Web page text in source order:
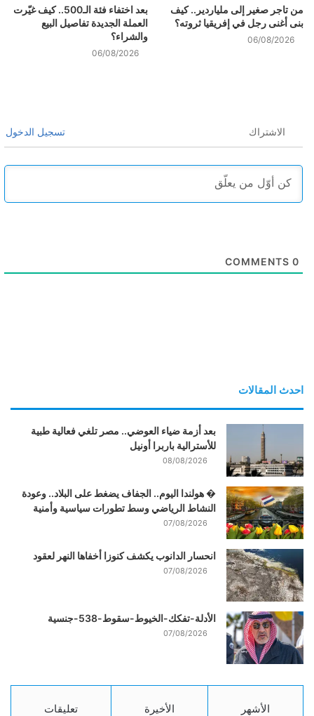
من تاجر صغير إلى ملياردير.. كيف
بنى أغنى رجل في إفريقيا ثروته؟
06/08/2026
بعد اختفاء فئة الـ500.. كيف غيّرت
العملة الجديدة تفاصيل البيع
والشراء؟
06/08/2026
الاشتراك تسجيل الدخول
0
احدث المقالات
بعد أزمة ضياء العوضي.. مصر تلغي فعالية طبية
للأسترالية باربرا أونيل
08/08/2026
� هولندا اليوم.. الجفاف يضغط على البلاد.. وعودة
النشاط الرياضي وسط تطورات سياسية وأمنية
07/08/2026
انحسار الدانوب يكشف كنوزا أخفاها النهر لعقود
07/08/2026
الأدلة-تفكك-الخيوط-سقوط-538-جنسية
07/08/2026
الأشهر الأخيرة تعليقات